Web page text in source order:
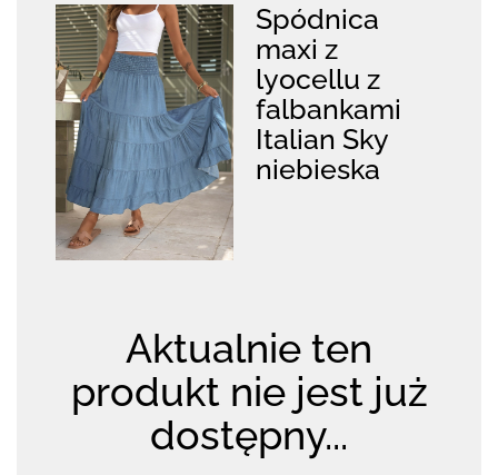
Spódnica
maxi z
lyocellu z
falbankami
Italian Sky
niebieska
Aktualnie ten
produkt nie jest już
dostępny...